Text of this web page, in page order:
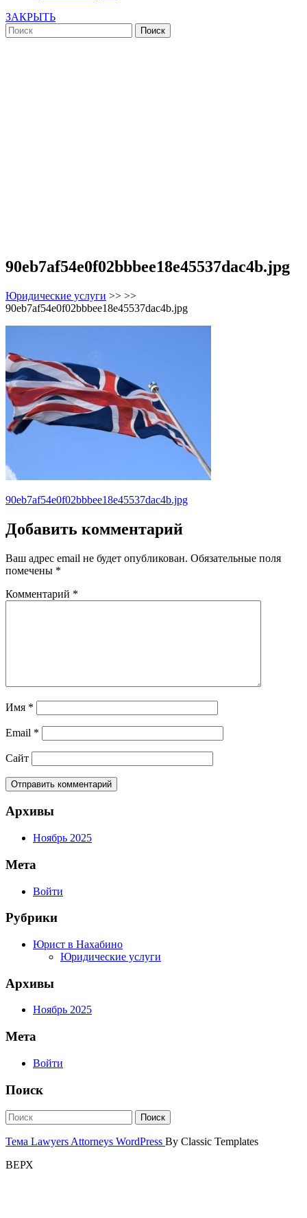
ЗАКРЫТЬ
90eb7af54e0f02bbbee18e45537dac4b.jpg
Юридические услуги >> >>
90eb7af54e0f02bbbee18e45537dac4b.jpg
Навигация
по
записям
90eb7af54e0f02bbbee18e45537dac4b.jpg
Добавить комментарий
Ваш адрес email не будет опубликован. Обязательные поля
помечены *
Комментарий *
Имя *
Email *
Сайт
Архивы
Ноябрь 2025
Мета
Войти
Рубрики
Юрист в Нахабино
Юридические услуги
Архивы
Ноябрь 2025
Мета
Войти
Поиск
Тема Lawyers Attorneys WordPress By Classic Templates
ВЕРХ